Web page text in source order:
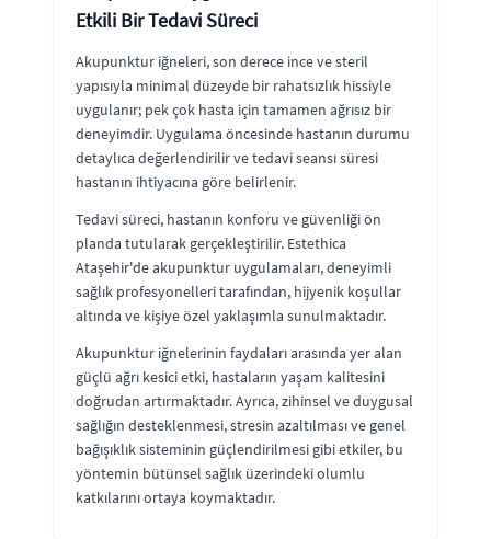
Etkili Bir Tedavi Süreci
Akupunktur iğneleri, son derece ince ve steril
yapısıyla minimal düzeyde bir rahatsızlık hissiyle
uygulanır; pek çok hasta için tamamen ağrısız bir
deneyimdir. Uygulama öncesinde hastanın durumu
detaylıca değerlendirilir ve tedavi seansı süresi
hastanın ihtiyacına göre belirlenir.
Tedavi süreci, hastanın konforu ve güvenliği ön
planda tutularak gerçekleştirilir. Estethica
Ataşehir'de akupunktur uygulamaları, deneyimli
sağlık profesyonelleri tarafından, hijyenik koşullar
altında ve kişiye özel yaklaşımla sunulmaktadır.
Akupunktur iğnelerinin faydaları arasında yer alan
güçlü ağrı kesici etki, hastaların yaşam kalitesini
doğrudan artırmaktadır. Ayrıca, zihinsel ve duygusal
sağlığın desteklenmesi, stresin azaltılması ve genel
bağışıklık sisteminin güçlendirilmesi gibi etkiler, bu
yöntemin bütünsel sağlık üzerindeki olumlu
katkılarını ortaya koymaktadır.